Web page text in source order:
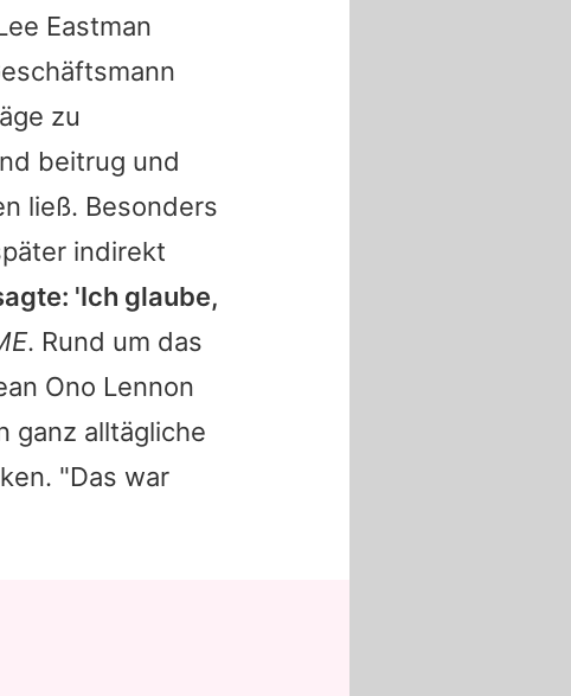
Eastman
zu
beitrug und
ließ. Besonders
indirekt
'Ich glaube,
. Rund um das
Ono Lennon
ganz alltägliche
"Das war